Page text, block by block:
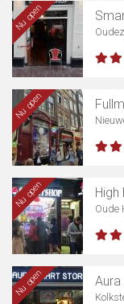
Nu open
Nu open
Nu open High
Oude
Nu open